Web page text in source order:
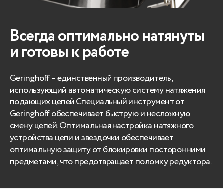
Всегда оптимально натянуты
и готовы к работе
Geringhoff – единственный производитель,
использующий автоматическую систему натяжения
подающих цепей.Специальный инструмент от
Geringhoff обеспечивает быструю и несложную
смену цепей. Оптимальная настройка натяжного
устройства цепи и звездочки обеспечивает
оптимальную защиту от блокировки посторонними
предметами, что предотвращает поломку редуктора.